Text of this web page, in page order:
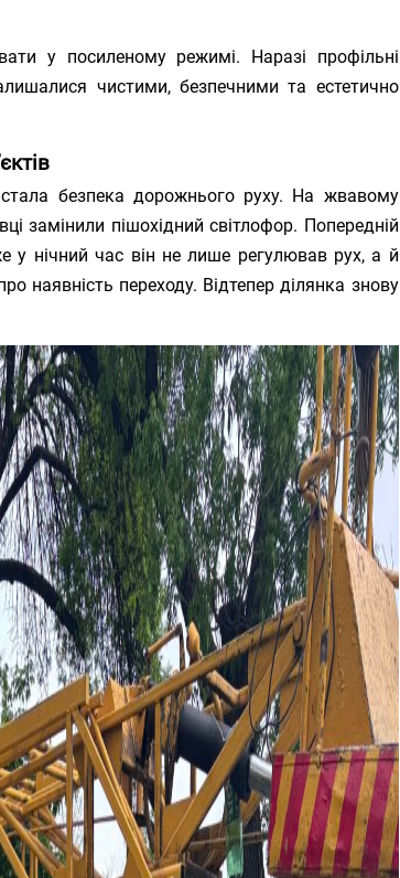
у посиленому режимі. Наразі профільні
чистими, безпечними та естетично
безпека дорожнього руху. На жвавому
замінили пішохідний світлофор. Попередній
у нічний час він не лише регулював рух, а й
наявність переходу. Відтепер ділянка знову